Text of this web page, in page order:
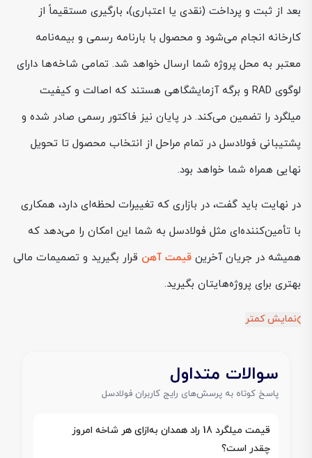
بعد از ثبت و پرداخت (نقدی یا اعتباری)، بارگیری مستقیماً از
کارخانه انجام می‌شود و محصول با بارنامه رسمی و بیمه‌نامه
معتبر به محل پروژه شما ارسال خواهد شد. تمامی شاخه‌ها دارای
لوگوی RAD و برگه آزمایشگاهی هستند که اصالت و کیفیت
میلگرد را تضمین می‌کند. در پایان نیز فاکتور رسمی صادر شده و
پشتیبانی فولادسل در تمام مراحل از انتخاب محصول تا تحویل
نهایی همراه شما خواهد بود.
در نهایت باید گفت، در بازاری که تغییرات لحظه‌ای دارد، همکاری
با تأمین‌کننده‌ای مثل فولادسل به شما این امکان را می‌دهد که
همیشه در جریان آخرین قیمت آهن قرار بگیرید و تصمیمات مالی
بهتری برای پروژه‌هایتان بگیرید.
نمایش کمتر
سوالات متداول
پاسخ کوتاه به پرسش‌های رایج کاربران فولادسل
قیمت میلگرد 18 راد همدان به‌ازای هر شاخه امروز
چقدر است؟